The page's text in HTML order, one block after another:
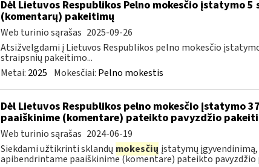
Dėl Lietuvos Respublikos Pelno mokesčio įstatymo
(komentarų) pakeitimų
Web turinio sąrašas 2025-09-26
Atsižvelgdami į Lietuvos Respublikos pelno mokesčio įstatymo
straipsnių pakeitimo...
Metai: 2025 Mokesčiai: Pelno mokestis
Dėl Lietuvos Respublikos pelno mokesčio įstatymo
paaiškinime (komentare) pateikto pavyzdžio
Web turinio sąrašas 2024-06-19
Siekdami užtikrinti sklandų mokesčių įstatymų
apibendrintame paaiškinime (komentare) pateikto pavyzdžio